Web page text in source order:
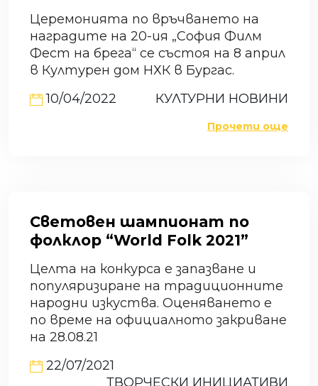
Церемонията по връчването на
наградите на 20-ия „София Филм
Фест на брега“ се състоя на 8 април
в Културен дом НХК в Бургас.
10/04/2022
КУЛТУРНИ НОВИНИ
Прочети още
Световен шампионат по
фолклор “World Folk 2021”
Целта на конкурса е запазване и
популяризиране на традиционните
народни изкуства. Оценяването е
по време на официалното закриване
на 28.08.21
22/07/2021
ТВОРЧЕСКИ ИНИЦИАТИВИ